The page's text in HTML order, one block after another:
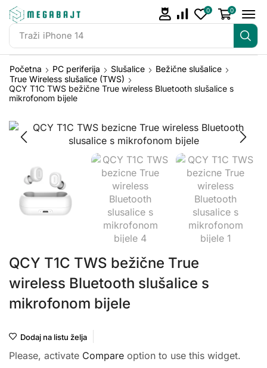
Traži iPhone 14
0 0
Početna PC periferija Slušalice
Bežične slušalice
True Wireless slušalice (TWS)
QCY T1C TWS bežične True wireless Bluetooth slušalice s
mikrofonom bijele
QCY T1C TWS bežične True
wireless Bluetooth slušalice s
mikrofonom bijele
Dodaj na listu želja
Please, activate Compare option to use this widget.